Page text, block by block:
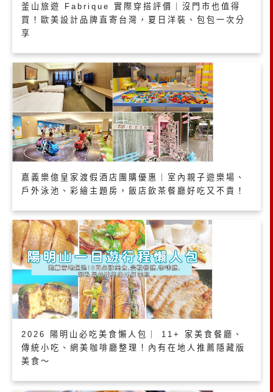
釜山旅遊 Fabrique 實際穿搭評價｜沒門市也值得
買！歐美設計品牌直寄台灣，夏日洋裝、包包一次分
享
嘉義樂億皇家渡假酒店團購優惠｜室內親子遊樂場、
戶外泳池、彩繪主題房，飯店飲茶餐廳好吃又不貴！
2026 陽明山必吃美食懶人包｜ 11+ 家美食餐廳、
傳統小吃、網美咖啡廳整理！內有在地人推薦隱藏版
美食～